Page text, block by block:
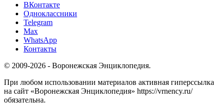
ВКонтакте
Одноклассники
Telegram
Max
WhatsApp
Контакты
© 2009-2026 - Воронежская Энциклопедия.
При любом использовании материалов активная гиперссылка
на сайт «Воронежская Энциклопедия» https://vrnency.ru/
обязательна.